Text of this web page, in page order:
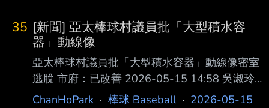
眾 村上宗隆、岡本和真表現驚豔 日本打者方
面，除了大谷翔平
還在A 段班，但打線若不甦醒，隨時會被後方的
台鋼雄鷹超越。獅隊總教練林岳平今（21）日直
言，過往的主力選手邱智呈、林佳緯以及潘傑楷
目前還不夠活躍，需要寄望近況好以及年 輕選
手，不過談到陳傑憲、蘇智傑時，餅總一時順
口，差點脫口說出「林安可」，讓現場 嚴肅的
35 [新聞] 亞太棒球村議員批「大型積水容
器」動線像
亞太棒球村議員批「大型積水容器」動線像密室
逃脫 市府：已改善 2026-05-15 14:58 吳淑玲
台南市議員周嘉韋今市政總質詢針對亞太棒球村
ChanHoPark · 棒球 Baseball· 2026-05-15